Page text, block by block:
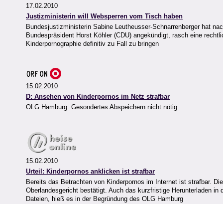
17.02.2010
Justizministerin will Websperren vom Tisch haben
Bundesjustizministerin Sabine Leutheusser-Schnarrenberger hat
Bundespräsident Horst Köhler (CDU) angekündigt, rasch eine
Kinderpornographie definitiv zu Fall zu bringen
15.02.2010
D: Ansehen von Kinderpornos im Netz strafbar
OLG Hamburg: Gesondertes Abspeichern nicht nötig
15.02.2010
Urteil: Kinderpornos anklicken ist strafbar
Bereits das Betrachten von Kinderpornos im Internet ist strafbar.
Oberlandesgericht bestätigt. Auch das kurzfristige Herunterladen
Dateien, hieß es in der Begründung des OLG Hamburg